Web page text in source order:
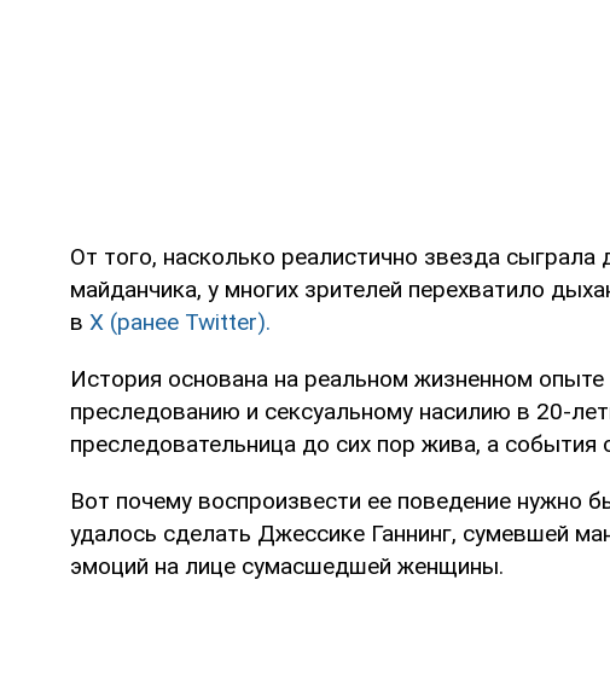
От того, насколько реалистично звезда
майданчика, у многих зрителей перехватило
в Х (ранее Twitter).
История основана на реальном жизненном опыте
преследованию и сексуальному насилию в 20-
преследовательница до сих пор жива, а события
Вот почему воспроизвести ее поведение нужно
удалось сделать Джессике Ганнинг, сумевшей
эмоций на лице сумасшедшей женщины.